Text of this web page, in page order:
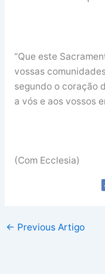
“Que este
vossas
segundo o coração
a vós e aos vossos
(Com Ecclesia)
← Previous Artigo